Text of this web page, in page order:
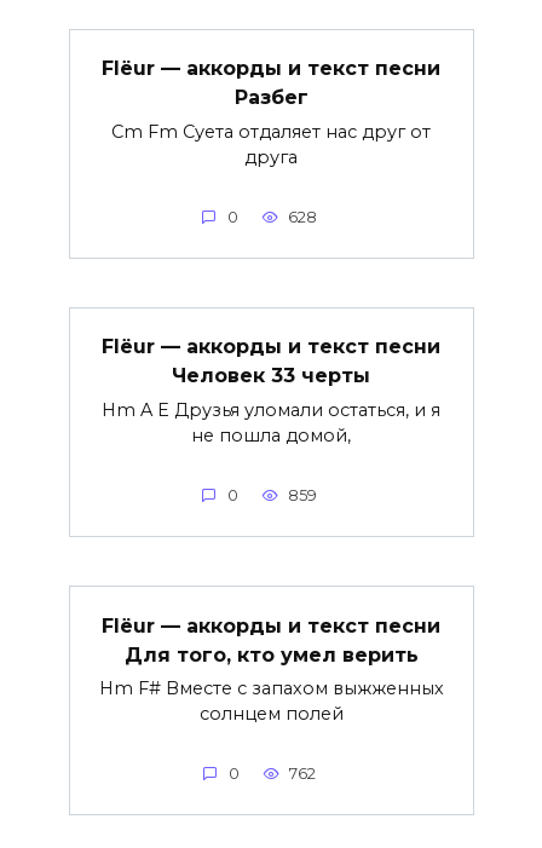
Flëur — аккорды и текст песни
Разбег
Cm Fm Суета отдаляет нас друг от
друга
0 628
Flëur — аккорды и текст песни
Человек 33 черты
Hm A E Друзья уломали остаться, и я
не пошла домой,
0 859
Flëur — аккорды и текст песни
Для того, кто умел верить
Hm F# Вместе с запахом выжженных
солнцем полей
0 762